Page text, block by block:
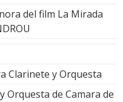
del film La Mirada
Clarinete y Orquesta
Orquesta de Camara de